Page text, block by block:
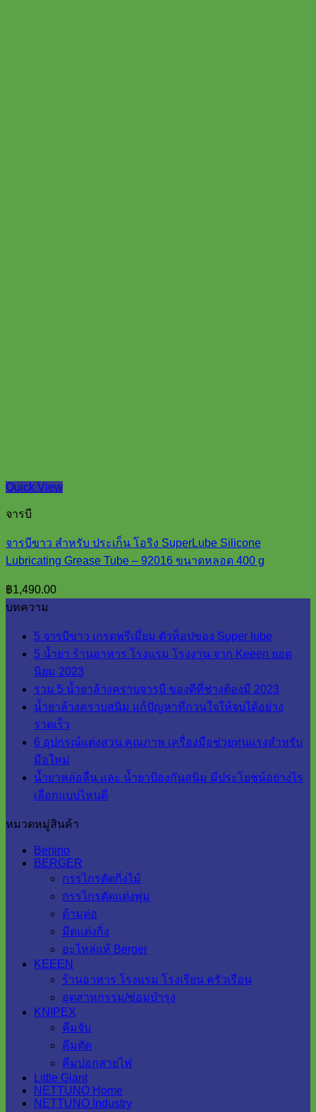
Quick View
จารบี
จารบีขาว สำหรับ ประเก็น โอริง SuperLube Silicone
Lubricating Grease Tube – 92016 ขนาดหลอด 400 g
฿1,490.00
บทความ
5 จารบีขาว เกรดพรีเมี่ยม ตัวท็อปของ Super lube
5 น้ำยา ร้านอาหาร โรงแรม โรงงาน จาก Keeen ยอด
นิยม 2023
รวม 5 น้ำยาล้างคราบจารบี ของดีที่ช่างต้องมี 2023
น้ำยาล้างคราบสนิม แก้ปัญหาที่กวนใจให้จบได้อย่าง
รวดเร็ว
6 อุปกรณ์แต่งสวน คุณภาพ เครื่องมือช่วยทุ่นแรงสำหรับ
มือใหม่
น้ำยาหล่อลื่น และ น้ำยาป้องกันสนิม มีประโยชน์อย่างไร
เลือกแบบไหนดี
หมวดหมู่สินค้า
Benino
BERGER
กรรไกรตัดกิ่งไม้
กรรไกรตัดแต่งพุ่ม
ด้ามต่อ
มีดแต่งกิ่ง
อะไหล่แท้ Berger
KEEEN
ร้านอาหาร โรงแรม โรงเรียน ครัวเรือน
อุตสาหกรรม/ซ่อมบำรุง
KNIPEX
คีมจับ
คีมตัด
คีมปอกสายไฟ
Little Giant
NETTUNO Home
NETTUNO Industry